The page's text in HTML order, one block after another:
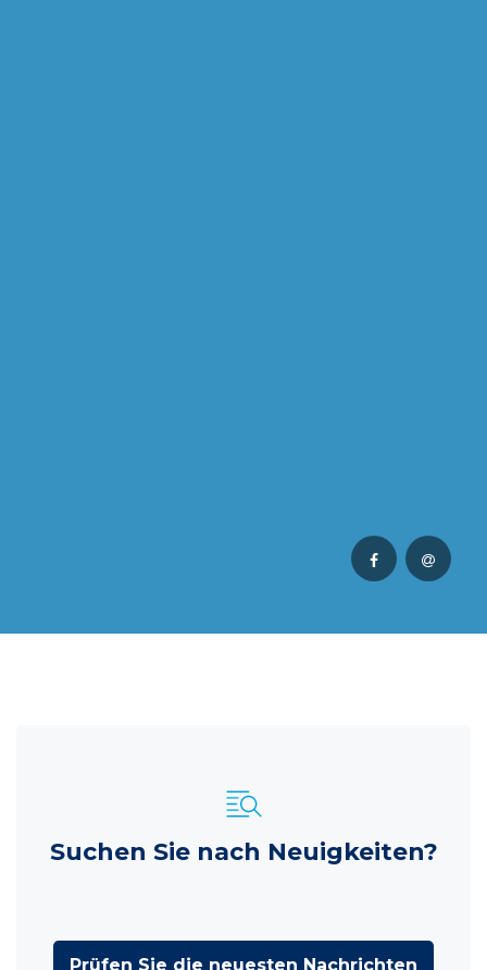
Suchen Sie nach Neuigkeiten?
Prüfen Sie die neuesten Nachrichten